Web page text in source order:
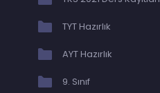
TYT Hazırlık
AYT Hazırlık
9. Sınıf